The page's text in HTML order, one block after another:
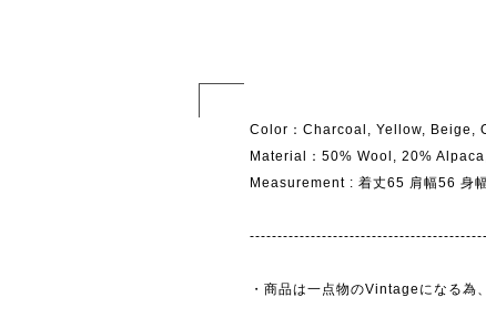
Color：Charcoal, Yellow, Beige,
Material：50% Wool, 20%
Measurement : 着丈65 肩幅56 身
・商品は一点物のVintageになる為